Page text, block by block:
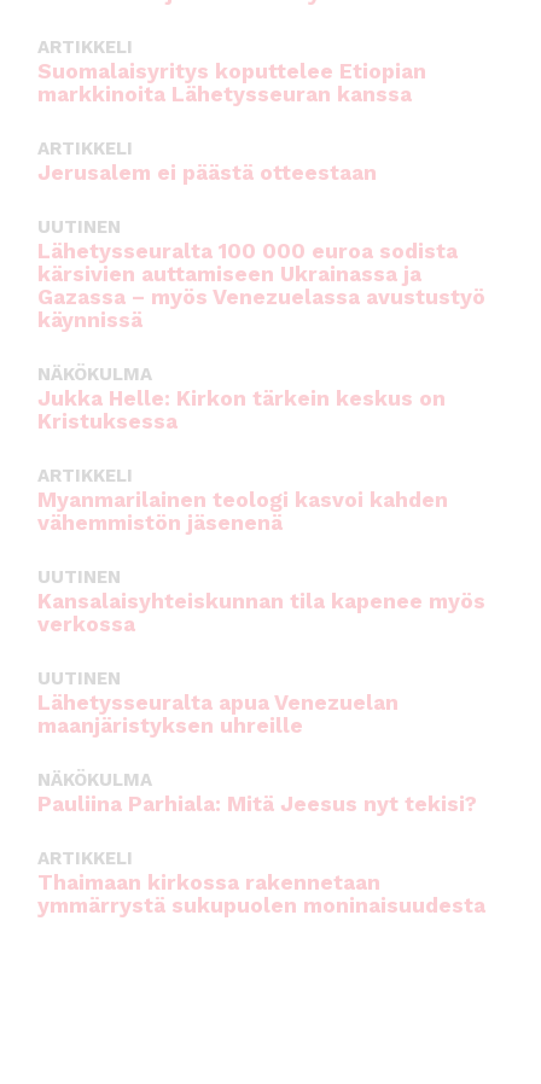
ARTIKKELI
Suomalaisyritys koputtelee Etiopian
markkinoita Lähetysseuran kanssa
ARTIKKELI
Jerusalem ei päästä otteestaan
UUTINEN
Lähetysseuralta 100 000 euroa sodista
kärsivien auttamiseen Ukrainassa ja
Gazassa – myös Venezuelassa avustustyö
käynnissä
NÄKÖKULMA
Jukka Helle: Kirkon tärkein keskus on
Kristuksessa
ARTIKKELI
Myanmarilainen teologi kasvoi kahden
vähemmistön jäsenenä
UUTINEN
Kansalaisyhteiskunnan tila kapenee myös
verkossa
UUTINEN
Lähetysseuralta apua Venezuelan
maanjäristyksen uhreille
NÄKÖKULMA
Pauliina Parhiala: Mitä Jeesus nyt tekisi?
ARTIKKELI
Thaimaan kirkossa rakennetaan
ymmärrystä sukupuolen moninaisuudesta